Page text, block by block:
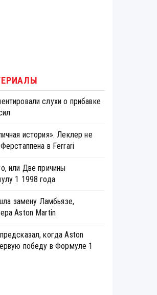
слухи о прибавке
история». Леклер не
в Ferrari
или Две причины
1 1998 года
замену Ламбьязе,
Aston Martin
когда Aston
победу в Формуле 1